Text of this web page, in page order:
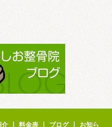
介 料金表 ブログ｜ お知ら